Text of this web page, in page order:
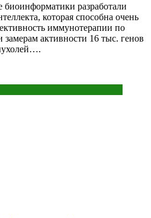
разработали
которая способна очень
иммунотерапии по
активности 16 тыс. генов